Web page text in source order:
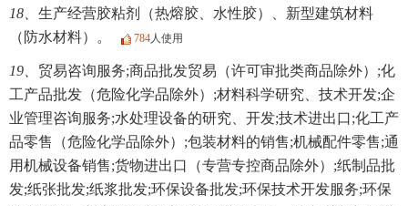
18、 生产经营胶粘剂（热熔胶、水性胶）、新型建筑材料
（防水材料）。
784人使用
19、 贸易咨询服务;商品批发贸易（许可审批类商品除外）;化
工产品批发（危险化学品除外）;材料科学研究、技术开发;企
业管理咨询服务;水处理设备的研究、开发;技术进出口;化工产
品零售（危险化学品除外）;包装材料的销售;机械配件零售;通
用机械设备销售;货物进出口（专营专控商品除外）;纸制品批
发;纸张批发;纸浆批发;环保设备批发;环保技术开发服务;环保